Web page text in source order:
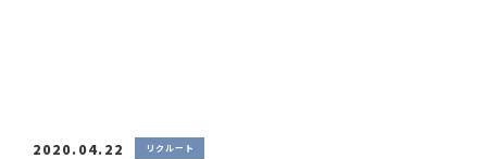
2020.04.22 リクルート